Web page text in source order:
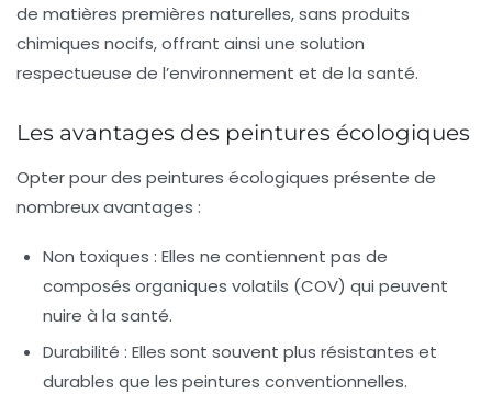
de matières premières naturelles, sans produits
chimiques nocifs, offrant ainsi une solution
respectueuse de l’environnement et de la santé.
Les avantages des peintures écologiques
Opter pour des peintures écologiques présente de
nombreux avantages :
Non toxiques : Elles ne contiennent pas de
composés organiques volatils (COV) qui peuvent
nuire à la santé.
Durabilité : Elles sont souvent plus résistantes et
durables que les peintures conventionnelles.